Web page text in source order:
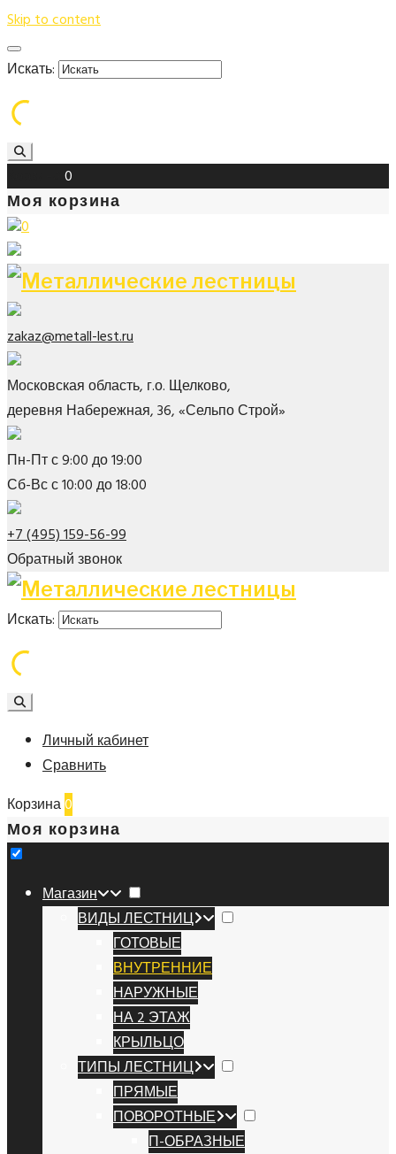
Skip to content
Искать:
0
Моя корзина
0
zakaz@metall-lest.ru
Московская область, г.о. Щелково,
деревня Набережная, 36, «Сельпо Строй»
Пн-Пт с 9:00 до 19:00
Сб-Вс с 10:00 до 18:00
+7 (495) 159-56-99
Обратный звонок
Искать:
Личный кабинет
Сравнить
Корзина0
Моя корзина
Магазин
ВИДЫ ЛЕСТНИЦ
ГОТОВЫЕ
ВНУТРЕННИЕ
НАРУЖНЫЕ
НА 2 ЭТАЖ
КРЫЛЬЦО
ТИПЫ ЛЕСТНИЦ
ПРЯМЫЕ
ПОВОРОТНЫЕ
П-ОБРАЗНЫЕ